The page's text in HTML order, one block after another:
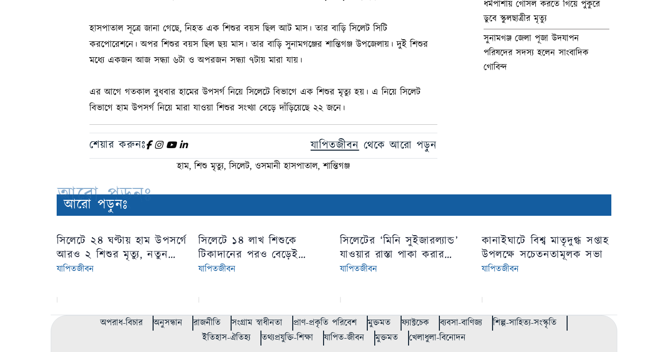
হাসপাতাল সূত্রে জানা গেছে, নিহত এক শিশুর বয়স ছিল আট মাস। তার বাড়ি সিলেট সিটি
করপোরেশনে। অপর শিশুর বয়স ছিল ছয় মাস। তার বাড়ি সুনামগঞ্জের শান্তিগঞ্জ উপজেলায়। দুই শিশুর
মধ্যে একজন আজ সন্ধ্যা ৬টা ও অপরজন সন্ধ্যা ৭টায় মারা যায়।
এর আগে গতকাল বুধবার হামের উপসর্গ নিয়ে সিলেটে বিভাগে এক শিশুর মৃত্যু হয়। এ নিয়ে সিলেট
বিভাগে হাম উপসর্গ নিয়ে মারা যাওয়া শিশুর সংখ্যা বেড়ে দাঁড়িয়েছে ২২ জনে।
শেয়ার করুনঃ যাপিতজীবন থেকে আরো পড়ুন
হাম, শিশু মৃত্যু, সিলেট, ওসমানী হাসপাতাল, শান্তিগঞ্জ
ধর্মপাশায় গোসল করতে গিয়ে পুকুরে
ডুবে স্কুলছাত্রীর মৃত্যু
সুনামগঞ্জ জেলা পূজা উদযাপন
পরিষদের সদস্য হলেন সাংবাদিক
গোবিন্দ
আরো পড়ুনঃ
আরো পড়ুনঃ
সিলেটে ২৪ ঘণ্টায় হাম উপসর্গে
আরও ২ শিশুর মৃত্যু, নতুন
শনাক্ত ২১
যাপিতজীবন
সিলেটে ১৪ লাখ শিশুকে
টিকাদানের পরও বেড়েই
চলেছে হামের সংক্রমণ ও মৃত্যু
যাপিতজীবন
সিলেটের ‘মিনি সুইজারল্যান্ড’
যাওয়ার রাস্তা পাকা করার
উদ্যোগ জেলা প্রশাসকের
যাপিতজীবন
কানাইঘাটে বিশ্ব মাতৃদুগ্ধ সপ্তাহ
উপলক্ষে সচেতনতামূলক সভা
যাপিতজীবন
অপরাধ-বিচার অনুসন্ধান রাজনীতি সংগ্রাম স্বাধীনতা প্রাণ-প্রকৃতি পরিবেশ মুক্তমত ফ্যাক্টচেক ব্যবসা-বাণিজ্য
শিল্প-সাহিত্য-সংস্কৃতি
ইতিহাস-ঐতিহ্য
তথ্যপ্রযুক্তি-শিক্ষা যাপিত-জীবন মুক্তমত খেলাধুলা-বিনোদন